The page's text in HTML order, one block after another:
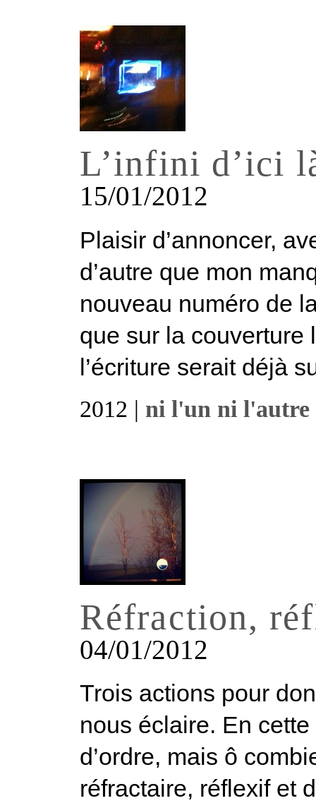
L’infini d’ici
15/01/2012
Plaisir d’annoncer,
d’autre que mon
nouveau numéro de
que sur la couverture
l’écriture serait déjà
2012 | ni l'un ni l'autre
Réfraction,
04/01/2012
Trois actions pour
nous éclaire. En
d’ordre, mais ô
réfractaire, réflexif et